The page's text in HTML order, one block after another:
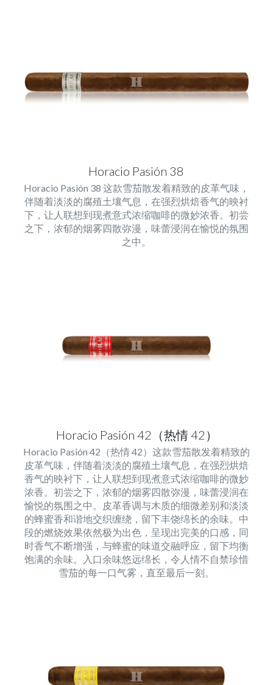
Horacio Pasión 38
Horacio Pasión 38 这款雪茄散发着精致的皮革气味，
伴随着淡淡的腐殖土壤气息，在强烈烘焙香气的映衬
下，让人联想到现煮意式浓缩咖啡的微妙浓香。初尝
之下，浓郁的烟雾四散弥漫，味蕾浸润在愉悦的氛围
之中。
Horacio Pasión 42（热情 42）
Horacio Pasión 42（热情 42）这款雪茄散发着精致的
皮革气味，伴随着淡淡的腐殖土壤气息，在强烈烘焙
香气的映衬下，让人联想到现煮意式浓缩咖啡的微妙
浓香。初尝之下，浓郁的烟雾四散弥漫，味蕾浸润在
愉悦的氛围之中。皮革香调与木质的细微差别和淡淡
的蜂蜜香和谐地交织缠绕，留下丰饶绵长的余味。中
段的燃烧效果依然极为出色，呈现出完美的口感，同
时香气不断增强，与蜂蜜的味道交融呼应，留下均衡
饱满的余味。入口余味悠远绵长，令人情不自禁珍惜
雪茄的每一口气雾，直至最后一刻。